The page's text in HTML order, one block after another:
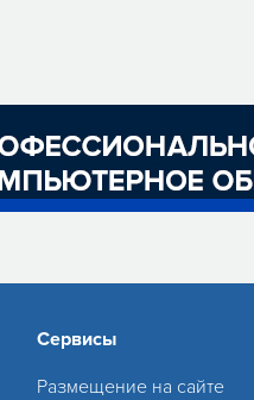
Сервисы
Размещение на сайте